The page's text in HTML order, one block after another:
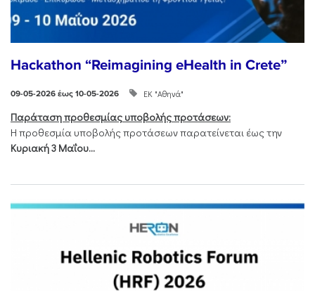
Hackathon “Reimagining eHealth in Crete”
09-05-2026 έως 10-05-2026 ΕΚ "Αθηνά"
Παράταση προθεσμίας υποβολής προτάσεων:
Η προθεσμία υποβολής προτάσεων παρατείνεται έως την
Κυριακή 3 Μαΐου...